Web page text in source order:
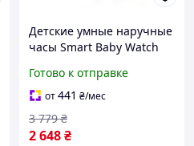
Детские умные наручные
часы Smart Baby Watch
Синий
Готово к отправке
от441 ₴/мес
2 648₴
3 779 ₴